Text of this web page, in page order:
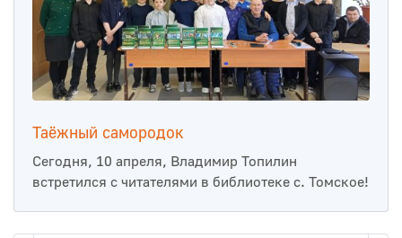
Таёжный самородок
Сегодня, 10 апреля, Владимир Топилин
встретился с читателями в библиотеке с. Томское!